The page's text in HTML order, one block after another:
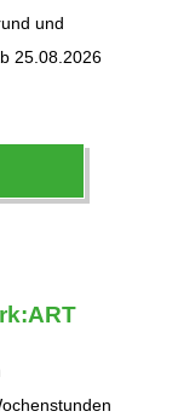
und
25.08.2026